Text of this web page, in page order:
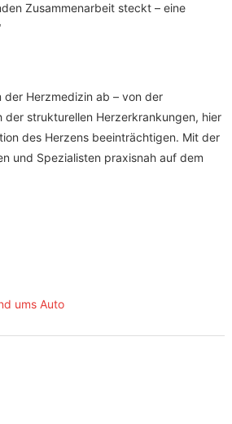
Zusammenarbeit steckt – eine
der Herzmedizin ab – von der
strukturellen Herzerkrankungen, hier
des Herzens beeinträchtigen. Mit der
und Spezialisten praxisnah auf dem